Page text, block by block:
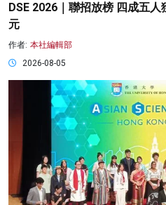
DSE 2026｜聯招放榜 四成五
元
作者: 本社編輯部
2026-08-05